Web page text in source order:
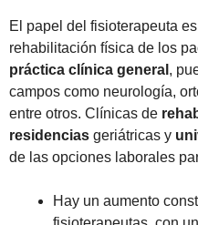
El papel del fisioterapeuta
rehabilitación física de los
práctica clínica general ,
campos como neurología,
entre otros. Clínicas de
residencias geriátricas y
de las opciones laborales
Hay un aumento